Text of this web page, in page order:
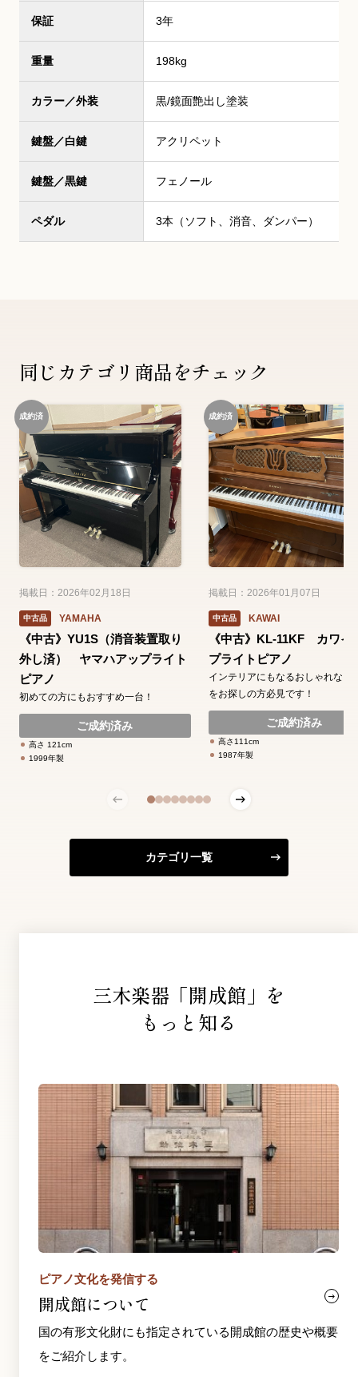
保証 3年
重量 198kg
カラー／外装 黒/鏡面艶出し塗装
鍵盤／白鍵 アクリペット
鍵盤／黒鍵 フェノール
ペダル 3本（ソフト、消音、ダンパー）
同じカテゴリ商品をチェック
成約済
掲載日：2026年02月18日
中古品 YAMAHA
《中古》YU1S（消音装置取り
外し済） ヤマハアップライト
ピアノ
初めての方にもおすすめ一台！
ご成約済み
高さ 121cm
1999年製
成約済
掲載日：2026年01月07日
中古品 KAWAI
《中古》KL-11KF カワイ
プライトピアノ
インテリアにもなるおしゃれなピ
をお探しの方必見です！
ご成約済み
高さ111cm
1987年製
カテゴリ一覧
三木楽器「開成館」を
もっと知る
ピアノ文化を発信する
開成館について
国の有形文化財にも指定されている開成館の歴史や概要
をご紹介します。